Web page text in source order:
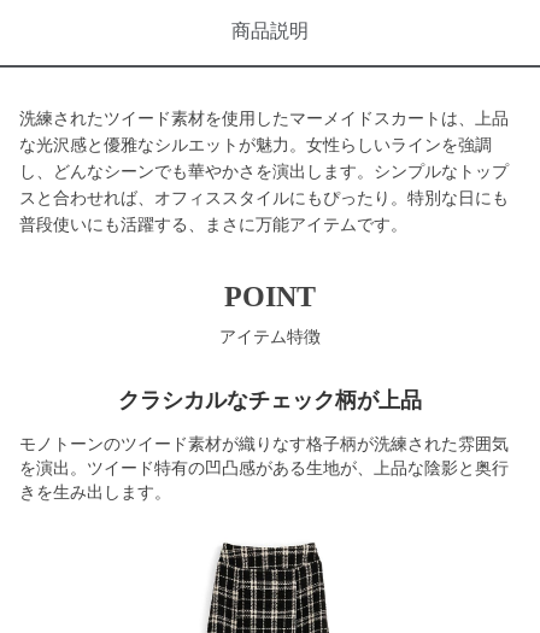
商品説明
洗練されたツイード素材を使用したマーメイドスカートは、上品
な光沢感と優雅なシルエットが魅力。女性らしいラインを強調
し、どんなシーンでも華やかさを演出します。シンプルなトップ
スと合わせれば、オフィススタイルにもぴったり。特別な日にも
普段使いにも活躍する、まさに万能アイテムです。
POINT
アイテム特徴
クラシカルなチェック柄が上品
モノトーンのツイード素材が織りなす格子柄が洗練された雰囲気
を演出。ツイード特有の凹凸感がある生地が、上品な陰影と奥行
きを生み出します。